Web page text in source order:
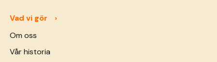
Vad vi gör
Om oss
Vår historia